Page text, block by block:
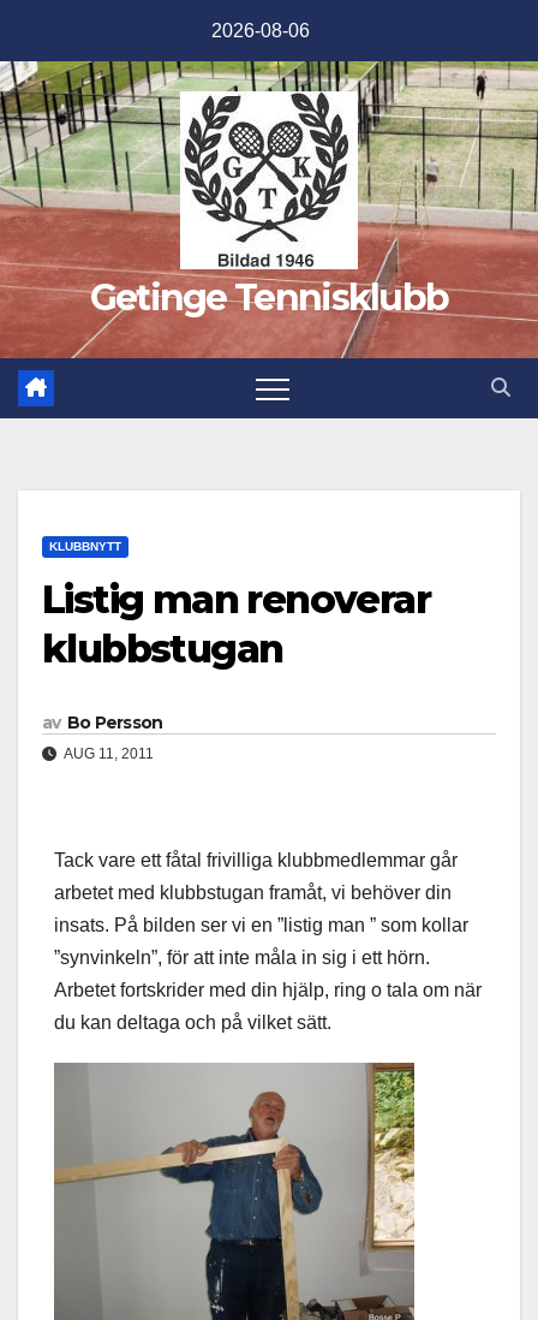
innehåll
2026-08-06
Getinge Tennisklubb
KLUBBNYTT
Listig man renoverar
klubbstugan
av Bo Persson
AUG 11, 2011
Tack vare ett fåtal frivilliga klubbmedlemmar går
arbetet med klubbstugan framåt, vi behöver din
insats. På bilden ser vi en ”listig man ” som kollar
”synvinkeln”, för att inte måla in sig i ett hörn.
Arbetet fortskrider med din hjälp, ring o tala om när
du kan deltaga och på vilket sätt.